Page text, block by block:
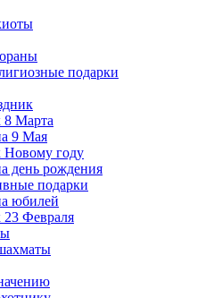
подарки
8 Марта
9 Мая
Новому году
день рождения
подарки
юбилей
Февраля